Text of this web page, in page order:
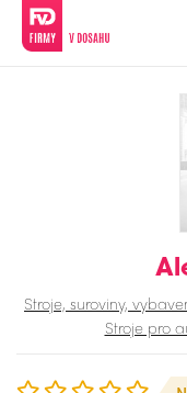
Stroje, suroviny,
Stroje pro